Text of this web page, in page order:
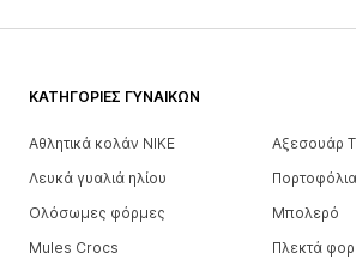
ΚΑΤΗΓΟΡΊΕΣ ΓΥΝΑΙΚΏΝ
Αθλητικά κολάν NIKE
Αξεσουάρ
Λευκά γυαλιά ηλίου
Ολόσωμες φόρμες
Μπολερό
Mules Crocs
Πλεκτά